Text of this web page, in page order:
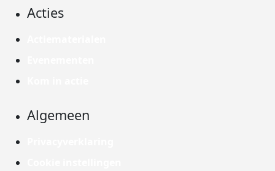
Acties
Algemeen